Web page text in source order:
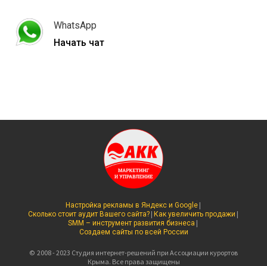
WhatsApp
Начать чат
Настройка рекламы в Яндекс и Google|
Сколько стоит аудит Вашего сайта?| Как увеличить продажи |
SMM – инструмент развития бизнеса |
Создаем сайты по всей России
© 2008 - 2023 Студия интернет-решений при Ассоциации курортов
Крыма. Все права защищены